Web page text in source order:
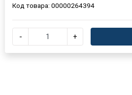
Код товара: 00000264394
- +